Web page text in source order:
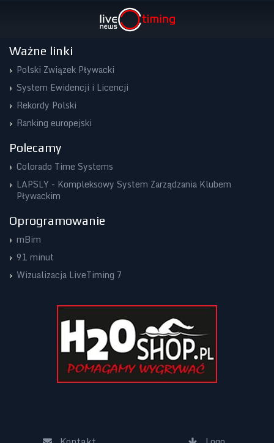
Ważne linki
Polski Związek Pływacki
System Ewidencji i Licencji
Rekordy Polski
Ranking europejski
Polecamy
Colorado Time Systems
LAPSLY - Kompleksowy System Zarządzania Klubem
Pływackim
Oprogramowanie
mBim
91 minut
Wizualizacja LiveTiming 7